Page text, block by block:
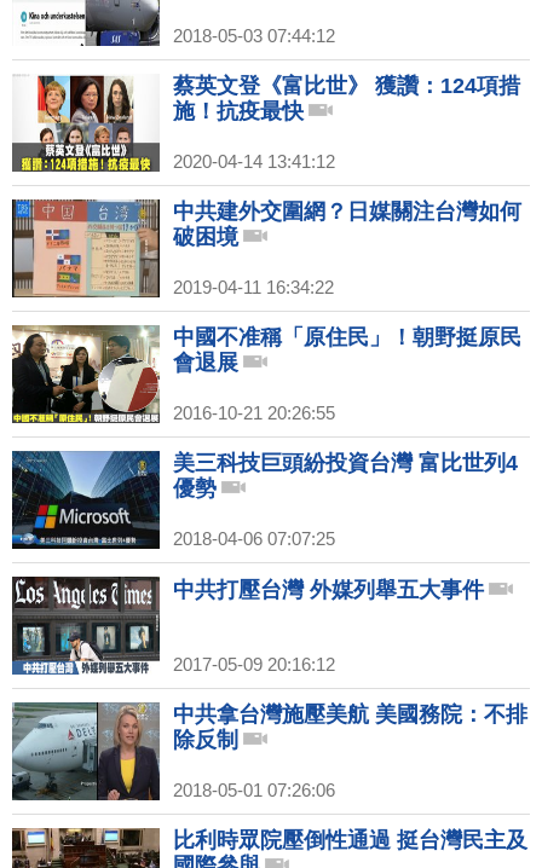
2018-05-03 07:44:12
蔡英文登《富比世》 獲讚：124項措
施！抗疫最快
2020-04-14 13:41:12
中共建外交圍網？日媒關注台灣如何
破困境
2019-04-11 16:34:22
中國不准稱「原住民」！朝野挺原民
會退展
2016-10-21 20:26:55
美三科技巨頭紛投資台灣 富比世列4
優勢
2018-04-06 07:07:25
中共打壓台灣 外媒列舉五大事件
2017-05-09 20:16:12
中共拿台灣施壓美航 美國務院：不排
除反制
2018-05-01 07:26:06
比利時眾院壓倒性通過 挺台灣民主及